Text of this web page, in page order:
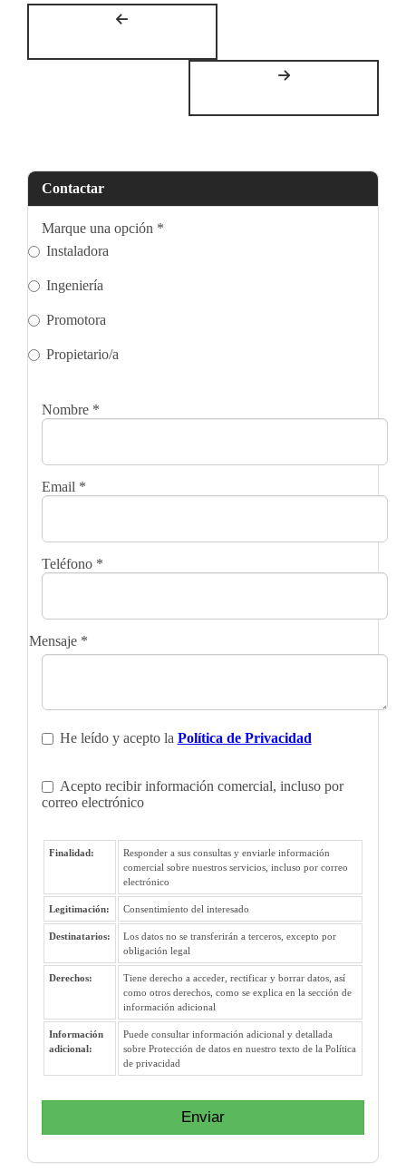
Contactar
Marque una opción *
Instaladora
Ingeniería
Promotora
Propietario/a
Nombre *
Email *
Teléfono *
Mensaje *
He leído y acepto la Política de Privacidad
Acepto recibir información comercial, incluso por
correo electrónico
Finalidad:
Responder a sus consultas y enviarle información
comercial sobre nuestros servicios, incluso por correo
electrónico
Legitimación: Consentimiento del interesado
Destinatarios:
Los datos no se transferirán a terceros, excepto por
obligación legal
Derechos:
Tiene derecho a acceder, rectificar y borrar datos, así
como otros derechos, como se explica en la sección de
información adicional
Información
adicional:
Puede consultar información adicional y detallada
sobre Protección de datos en nuestro texto de la Política
de privacidad
Enviar